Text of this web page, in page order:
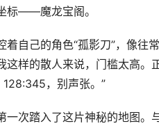
标——魔龙宝阁。
自己的角色“孤影刀”，像往
这样的散人来说，门槛太高
，别声张。”
一次踏入了这片神秘的地图